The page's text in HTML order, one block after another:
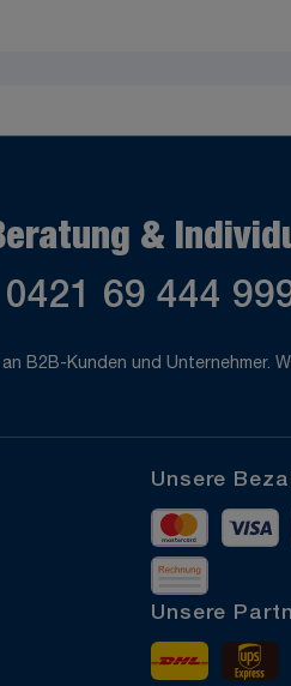
&
0421 69 444
B2B-Kunden und Unternehmer.
Unsere
Rechnung
Unsere
DHL